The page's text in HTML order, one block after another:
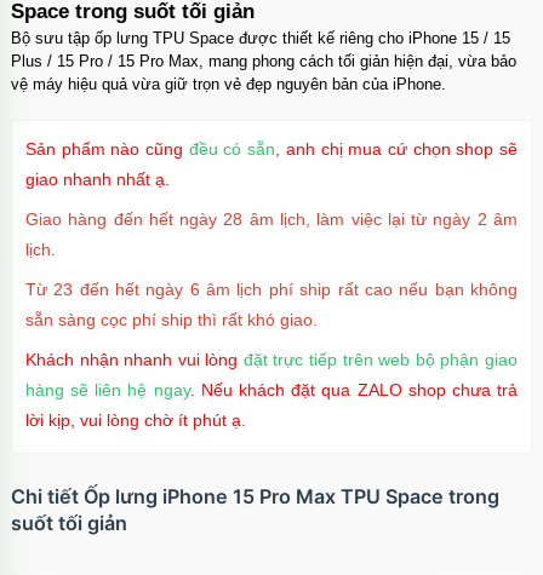
Space trong suốt tối giản
Bộ sưu tập ốp lưng TPU Space được thiết kế riêng cho iPhone 15 / 15
Plus / 15 Pro / 15 Pro Max, mang phong cách tối giản hiện đại, vừa bảo
vệ máy hiệu quả vừa giữ trọn vẻ đẹp nguyên bản của iPhone.
Sản phẩm nào cũng đều có sẵn , anh chị mua cứ chọn shop sẽ
giao nhanh nhất ạ.
Giao hàng đến hết ngày 28 âm lịch, làm việc lại từ ngày 2 âm
lịch.
Từ 23 đến hết ngày 6 âm lịch phí ship rất cao nếu bạn không
sẵn sàng cọc phí ship thì rất khó giao.
Khách nhận nhanh vui lòng đặt trực tiếp trên web bộ phận giao
hàng sẽ liên hệ ngay. Nếu khách đặt qua ZALO shop chưa trả
lời kịp, vui lòng chờ ít phút ạ.
Chi tiết Ốp lưng iPhone 15 Pro Max TPU Space trong
suốt tối giản